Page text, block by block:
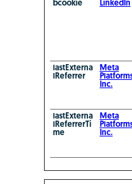
bcookie LinkedIn
lastExterna
lReferrer
Meta
Inc.
lastExterna
lReferrerTi
me
Meta
Inc.